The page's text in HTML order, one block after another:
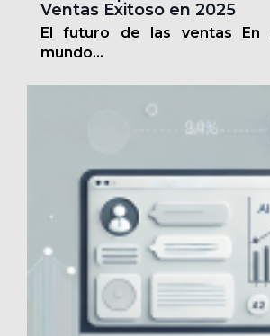
Ventas Exitoso en 2025
El futuro de las ventas En
mundo...